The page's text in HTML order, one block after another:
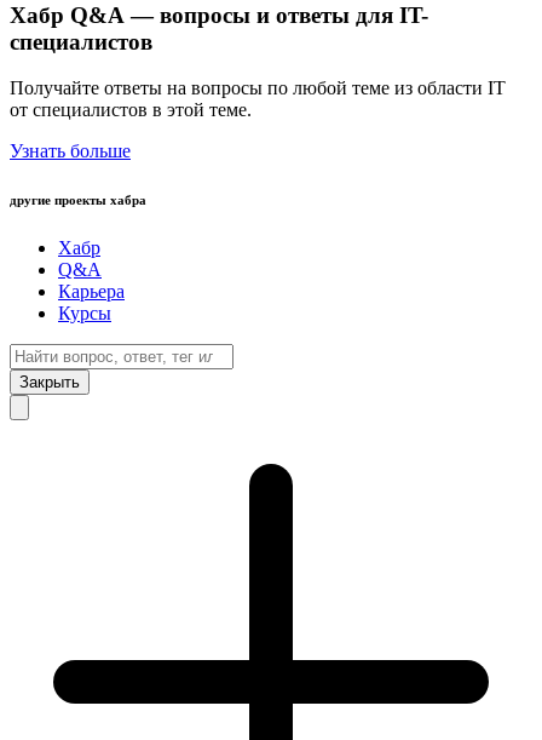
Хабр Q&A — вопросы и ответы для IT-
специалистов
Получайте ответы на вопросы по любой теме из области IT
от специалистов в этой теме.
Узнать больше
другие проекты хабра
Хабр
Q&A
Карьера
Курсы
Закрыть